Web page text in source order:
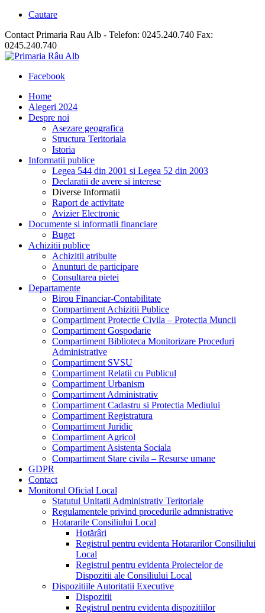
Cautare
Contact Primaria Rau Alb - Telefon: 0245.240.740 Fax:
0245.240.740
Facebook
Home
Alegeri 2024
Despre noi
Asezare geografica
Structura Teritoriala
Istoria
Informatii publice
Legea 544 din 2001 si Legea 52 din 2003
Declaratii de avere si interese
Diverse Informatii
Raport de activitate
Avizier Electronic
Documente si informatii financiare
Buget
Achizitii publice
Achizitii atribuite
Anunturi de participare
Consultarea pietei
Departamente
Birou Financiar-Contabilitate
Compartiment Achizitii Publice
Compartiment Protectie Civila – Protectia Muncii
Compartiment Gospodarie
Compartiment Biblioteca Monitorizare Proceduri
Administrative
Compartiment SVSU
Compartiment Relatii cu Publicul
Compartiment Urbanism
Compartiment Administrativ
Compartiment Cadastru si Protectia Mediului
Compartiment Registratura
Compartiment Juridic
Compartiment Agricol
Compartiment Asistenta Sociala
Compartiment Stare civila – Resurse umane
GDPR
Contact
Monitorul Oficial Local
Statutul Unitatii Administrativ Teritoriale
Regulamentele privind procedurile admnistrative
Hotararile Consiliului Local
Hotărâri
Registrul pentru evidenta Hotararilor Consiliului
Local
Registrul pentru evidenta Proiectelor de
Dispozitii ale Consiliului Local
Dispozitiile Autoritatii Executive
Dispozitii
Registrul pentru evidenta dispozitiilor